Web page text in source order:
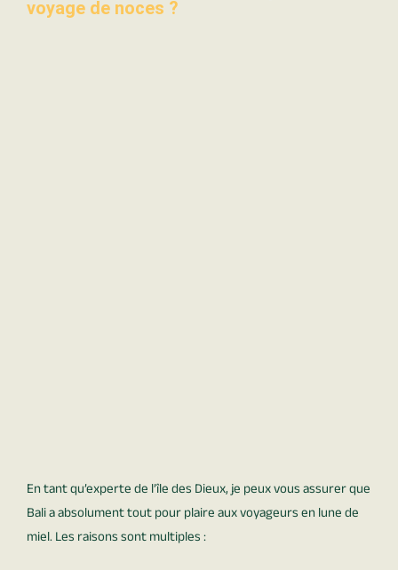
voyage de noces ?
En tant qu’experte de l’île des Dieux, je peux vous assurer que
Bali a absolument tout pour plaire aux voyageurs en lune de
miel. Les raisons sont multiples :